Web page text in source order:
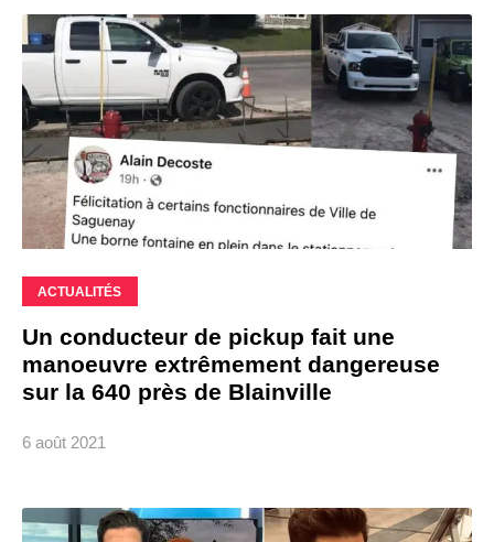
ACTUALITÉS
Un conducteur de pickup fait une
manoeuvre extrêmement dangereuse
sur la 640 près de Blainville
6 août 2021